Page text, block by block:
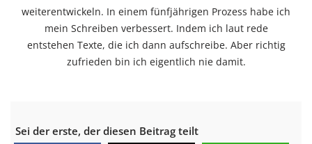
weiterentwickeln. In einem fünfjährigen Prozess habe ich
mein Schreiben verbessert. Indem ich laut rede
entstehen Texte, die ich dann aufschreibe. Aber richtig
zufrieden bin ich eigentlich nie damit.
Sei der erste, der diesen Beitrag teilt